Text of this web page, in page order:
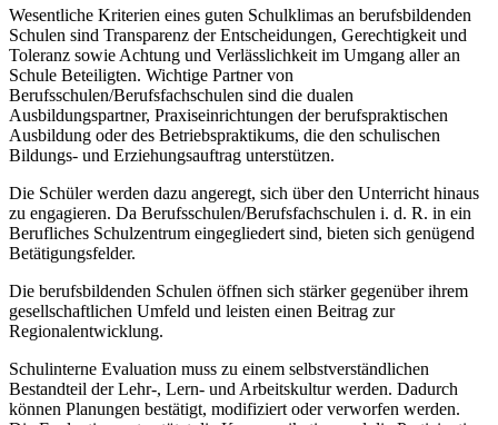
Wesentliche Kriterien eines guten Schulklimas an berufsbildenden
Schulen sind Transparenz der Entscheidungen, Gerechtigkeit und
Toleranz sowie Achtung und Verlässlichkeit im Umgang aller an
Schule Beteiligten. Wichtige Partner von
Berufsschulen/Berufsfachschulen sind die dualen
Ausbildungspartner, Praxiseinrichtungen der berufspraktischen
Ausbildung oder des Betriebspraktikums, die den schulischen
Bildungs- und Erziehungsauftrag unterstützen.
Die Schüler werden dazu angeregt, sich über den Unterricht hinaus
zu engagieren. Da Berufsschulen/Berufsfachschulen i. d. R. in ein
Berufliches Schulzentrum eingegliedert sind, bieten sich genügend
Betätigungsfelder.
Die berufsbildenden Schulen öffnen sich stärker gegenüber ihrem
gesellschaftlichen Umfeld und leisten einen Beitrag zur
Regionalentwicklung.
Schulinterne Evaluation muss zu einem selbstverständlichen
Bestandteil der Lehr-, Lern- und Arbeitskultur werden. Dadurch
können Planungen bestätigt, modifiziert oder verworfen werden.